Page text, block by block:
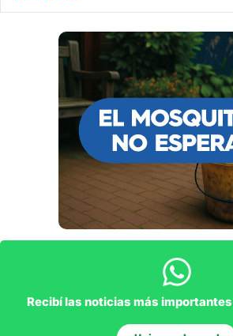
Recibí las noticias más